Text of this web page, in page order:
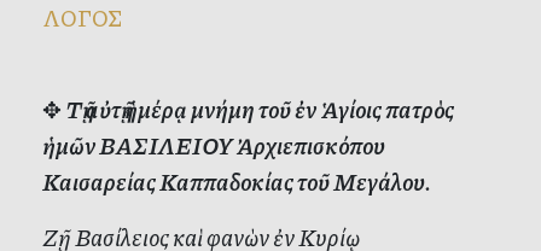
ΛΟΓΟΣ
✥Τῇ αὐτῇ ἡμέρᾳ μνήμη τοῦ ἐν Ἁγίοις πατρὸς
ἡμῶν ΒΑΣΙΛΕΙΟΥ Ἀρχιεπισκόπου
Καισαρείας Καππαδοκίας τοῦ Μεγάλου.
Ζῇ Βα­σί­λει­ος καὶ φα­νὼν ἐν Κυ­ρί­ῳ